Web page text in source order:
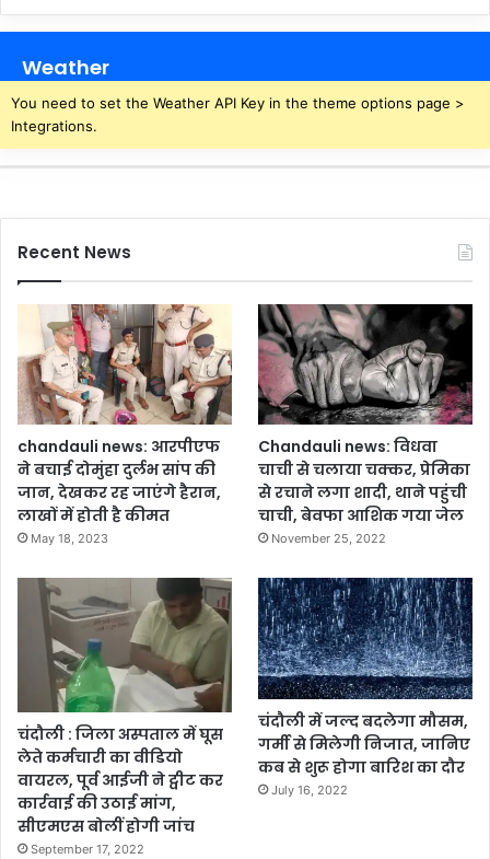
Weather
You need to set the Weather API Key in the theme options page >
Integrations.
Recent News
chandauli news: आरपीएफ
ने बचाई दोमुंहा दुर्लभ सांप की
जान, देखकर रह जाएंगे हैरान,
लाखों में होती है कीमत
May 18, 2023
Chandauli news: विधवा
चाची से चलाया चक्कर, प्रेमिका
से रचाने लगा शादी, थाने पहुंची
चाची, बेवफा आशिक गया जेल
November 25, 2022
चंदौली : जिला अस्पताल में घूस
लेते कर्मचारी का वीडियो
वायरल, पूर्व आईजी ने ट्वीट कर
कार्रवाई की उठाई मांग,
सीएमएस बोलीं होगी जांच
September 17, 2022
चंदौली में जल्द बदलेगा मौसम,
गर्मी से मिलेगी निजात, जानिए
कब से शुरू होगा बारिश का दौर
July 16, 2022